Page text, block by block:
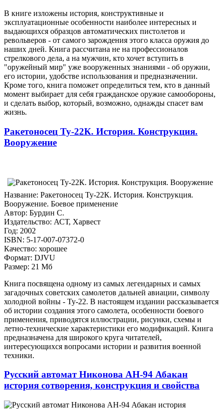
В книге изложены история, конструктивные и
эксплуатационные особенности наиболее интересных и
выдающихся образцов автоматических пистолетов и
револьверов - от самого зарождения этого класса оружия до
наших дней. Книга рассчитана не на профессионалов
стрелкового дела, а на мужчин, кто хочет вступить в
"оружейный мир" уже вооруженных знаниями - об оружии,
его истории, удобстве использования и предназначении.
Кроме того, книга поможет определиться тем, кто в данный
момент выбирает для себя гражданское оружие самообороны,
и сделать выбор, который, возможно, однажды спасет вам
жизнь.
Ракетоносец Ту-22К. История. Конструкция.
Вооружение
Название: Ракетоносец Ту-22К. История. Конструкция.
Вооружение. Боевое применение
Автор: Бурдин С.
Издательство: АСТ, Харвест
Год: 2002
ISBN: 5-17-007-07372-0
Качество: хорошее
Формат: DJVU
Размер: 21 Мб
Книга посвящена одному из самых легендарных и самых
загадочных советских самолетов дальней авиации, символу
холодной войны - Ту-22. В настоящем издании рассказывается
об истории создания этого самолета, особенности боевого
применения, приводятся иллюстрации, рисунки, схемы и
летно-технические характеристики его модификаций. Книга
предназначена для широкого круга читателей,
интересующихся вопросами истории и развития военной
техники.
Русский автомат Никонова АН-94 Абакан
история сотворения, конструкция и свойства